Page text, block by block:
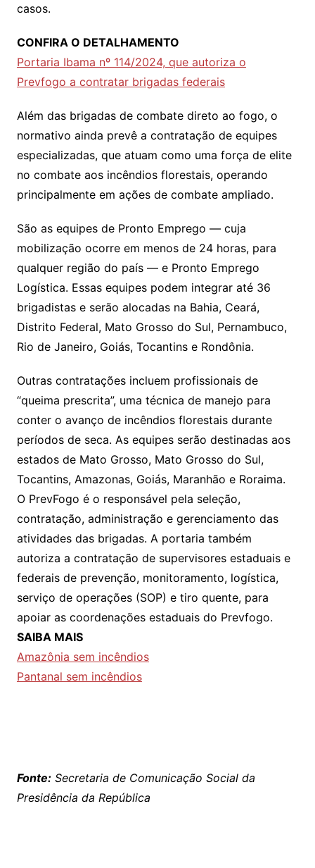
casos.
CONFIRA O DETALHAMENTO
Portaria Ibama nº 114/2024, que autoriza o
Prevfogo a contratar brigadas federais
Além das brigadas de combate direto ao fogo, o
normativo ainda prevê a contratação de equipes
especializadas, que atuam como uma força de elite
no combate aos incêndios florestais, operando
principalmente em ações de combate ampliado.
São as equipes de Pronto Emprego — cuja
mobilização ocorre em menos de 24 horas, para
qualquer região do país — e Pronto Emprego
Logística. Essas equipes podem integrar até 36
brigadistas e serão alocadas na Bahia, Ceará,
Distrito Federal, Mato Grosso do Sul, Pernambuco,
Rio de Janeiro, Goiás, Tocantins e Rondônia.
Outras contratações incluem profissionais de
“queima prescrita”, uma técnica de manejo para
conter o avanço de incêndios florestais durante
períodos de seca. As equipes serão destinadas aos
estados de Mato Grosso, Mato Grosso do Sul,
Tocantins, Amazonas, Goiás, Maranhão e Roraima.
O PrevFogo é o responsável pela seleção,
contratação, administração e gerenciamento das
atividades das brigadas. A portaria também
autoriza a contratação de supervisores estaduais e
federais de prevenção, monitoramento, logística,
serviço de operações (SOP) e tiro quente, para
apoiar as coordenações estaduais do Prevfogo.
SAIBA MAIS
Amazônia sem incêndios
Pantanal sem incêndios
Fonte:Secretaria de Comunicação Social da
Presidência da República